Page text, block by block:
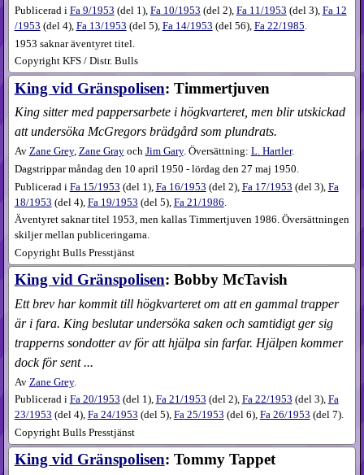
Publicerad i Fa9​/1953 (del 1), Fa10​/1953 (del 2), Fa11​/1953 (del 3), Fa12​
/1953 (del 4), Fa13​/1953 (del 5), Fa14​/1953 (del 56), Fa22​/1985.
1953 saknar äventyret titel.
Copyright KFS / Distr. Bulls
King vid Gränspolisen: Timmertjuven
King sitter med pappersarbete i högkvarteret, men blir utskickad
att undersöka McGregors brädgård som plundrats.
Av Zane Grey, Zane Grayoch Jim Gary. Översättning: L. Hartler.
Dagstrippar måndag den 10 april 1950 - lördag den 27 maj 1950.
Publicerad i Fa 15​/1953 (del 1 ), Fa 16​/1953 (del 2), Fa 17​/1953 (del 3), Fa
18​/1953 (del 4), Fa 19​/1953 (del 5), Fa 21​/1986
Äventyret saknar titel 1953, men kallas Timmertjuven 1986. Översättningen
skiljer mellan publiceringarna.
Copyright Bulls Presstjänst
King vid Gränspolisen: Bobby McTavish
Ett brev har kommit till högkvarteret om att en gammal trapper
är i fara. King beslutar undersöka saken och samtidigt ger sig
trapperns sondotter av för att hjälpa sin farfar. Hjälpen kommer
dock för sent ...
Av Zane Grey.
Publicerad i Fa20​/1953 (del 1), Fa21​/1953 (del 2), Fa22​/1953 (del 3), Fa
23​/1953 (del 4), Fa24​/1953 (del 5), Fa25​/1953 (del 6), Fa26​/1953 (del 7).
Copyright Bulls Presstjänst
King vid Gränspolisen: Tommy Tappet